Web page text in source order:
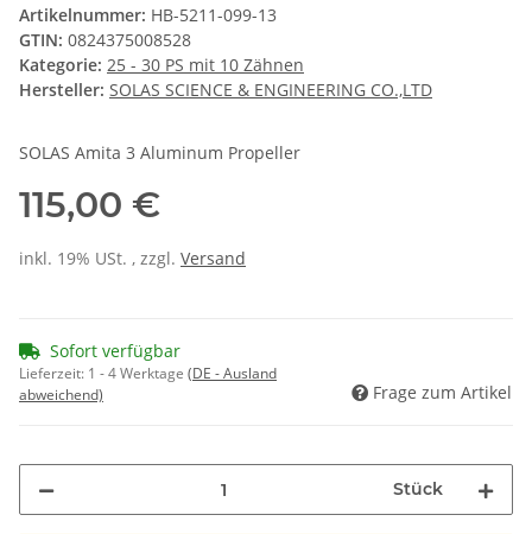
Artikelnummer: HB-5211-099-13
GTIN: 0824375008528
Kategorie: 25 - 30 PS mit 10 Zähnen
Hersteller: SOLAS SCIENCE & ENGINEERING CO.,LTD
SOLAS Amita 3 Aluminum Propeller
115,00 €
inkl. 19% USt. , zzgl. Versand
Sofort verfügbar
Lieferzeit: 1 - 4 Werktage (DE - Ausland
abweichend)
Frage zum Artikel
Stück